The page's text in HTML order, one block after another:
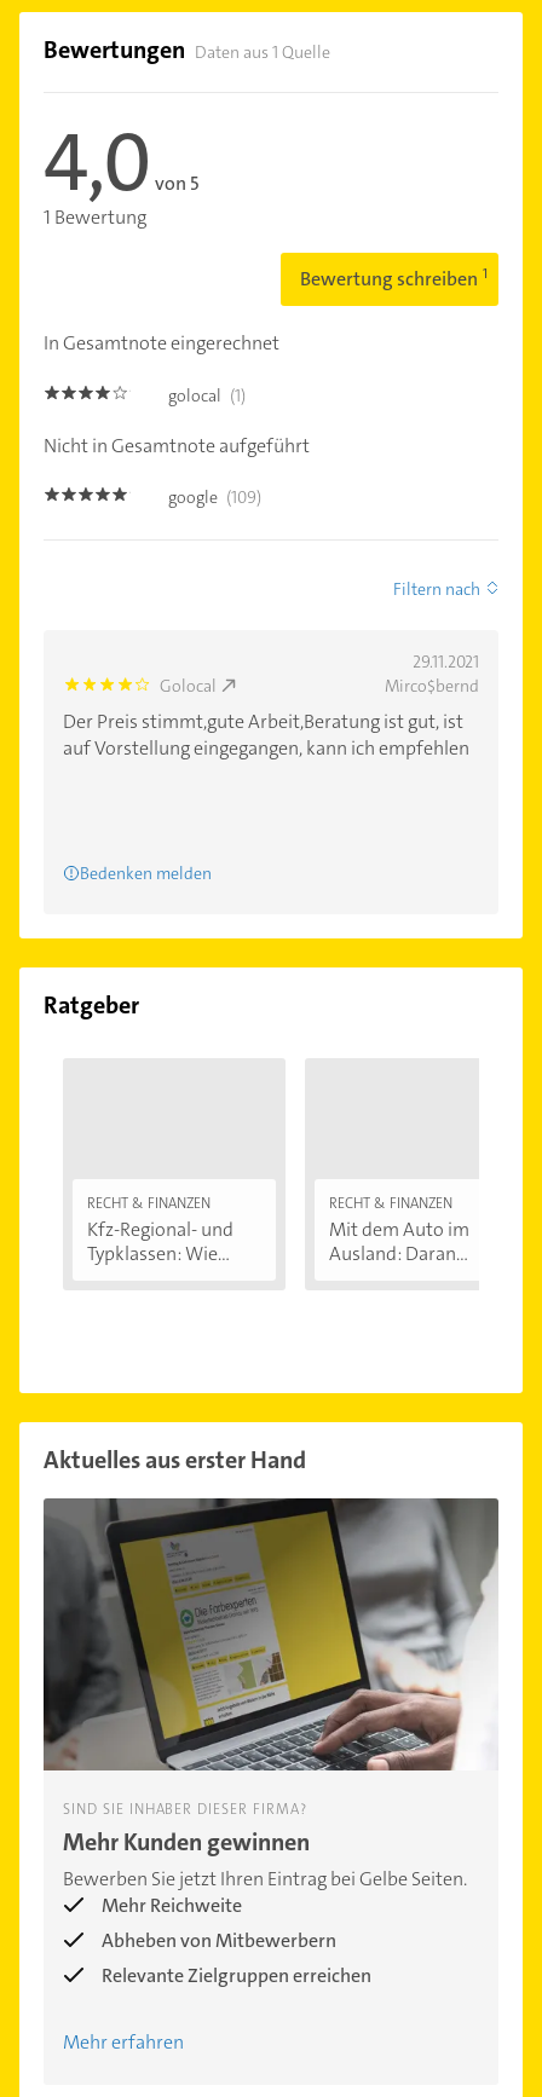
Bewertungen Daten aus 1 Quelle
4,0 von 5
1 Bewertung
Bewertung schreiben
In Gesamtnote eingerechnet
4.0 golocal (1)
Nicht in Gesamtnote aufgeführt
4.8 google (109)
Filtern nach
29.11.2021
4.0 Golocal Mirco$bernd
Der Preis stimmt,gute Arbeit,Beratung ist gut, ist
auf Vorstellung eingegangen, kann ich empfehlen
Bedenken melden
Ratgeber
RECHT & FINANZEN
Kfz-Regional- und
Typklassen: Wie...
RECHT & FINANZEN
Mit dem Auto im
Ausland: Daran...
Aktuelles aus erster Hand
SIND SIE INHABER DIESER FIRMA?
Mehr Kunden gewinnen
Bewerben Sie jetzt Ihren Eintrag bei Gelbe Seiten.
Mehr Reichweite
Abheben von Mitbewerbern
Relevante Zielgruppen erreichen
Mehr erfahren